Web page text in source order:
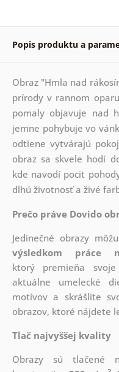
Popis produktu a
Obraz "Hmla nad
prírody v rannom
pomaly objavuje nad
jemne pohybuje vo
odtiene vytvárajú
obraz sa skvele hodí
kde navodí pocit
dlhú životnosť a živé
Prečo práve Dovido
Jedinečné obrazy
výsledkom práce
ktorý premieňa
aktuálne umelecké
motívov a skrášlite
obrazov, ktoré nájdete
Tlač najvyššej kvality
Obrazy sú tlačené